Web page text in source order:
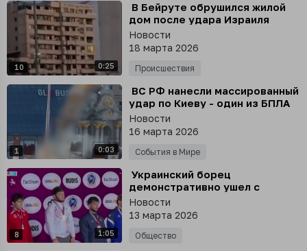
10 0:25
⁣ В Бейруте обрушился жилой
дом после удара Израиля
Новости
18 марта 2026
Происшествия
1 0:03
⁣ ВС РФ нанесли массированный
удар по Киеву - один из БПЛА
упал прямо около стелы на
Майдане
Новости
16 марта 2026
События в Мире
8 1:05
⁣ Украинский борец
демонстративно ушел с
пьедестала из-за гимна России
на молодежном чемпионате
Европы
Новости
13 марта 2026
Общество